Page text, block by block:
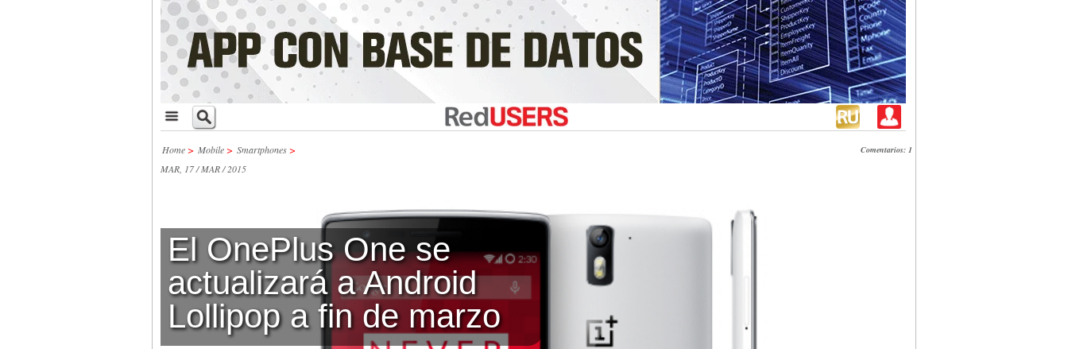
Home> Mobile> Smartphones> Comentarios: 1
MAR, 17 / MAR / 2015
El OnePlus One se
actualizará a Android
Lollipop a fin de marzo